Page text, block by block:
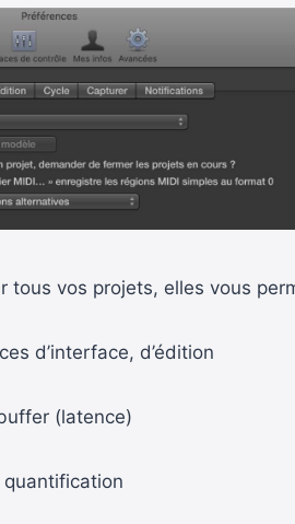
tous vos projets, elles vous
d’interface, d’édition
(latence)
quantification